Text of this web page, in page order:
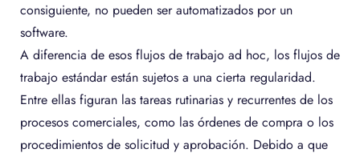
consiguiente, no pueden ser automatizados por un
software.
A diferencia de esos flujos de trabajo ad hoc, los flujos de
trabajo estándar están sujetos a una cierta regularidad.
Entre ellas figuran las tareas rutinarias y recurrentes de los
procesos comerciales, como las órdenes de compra o los
procedimientos de solicitud y aprobación. Debido a que